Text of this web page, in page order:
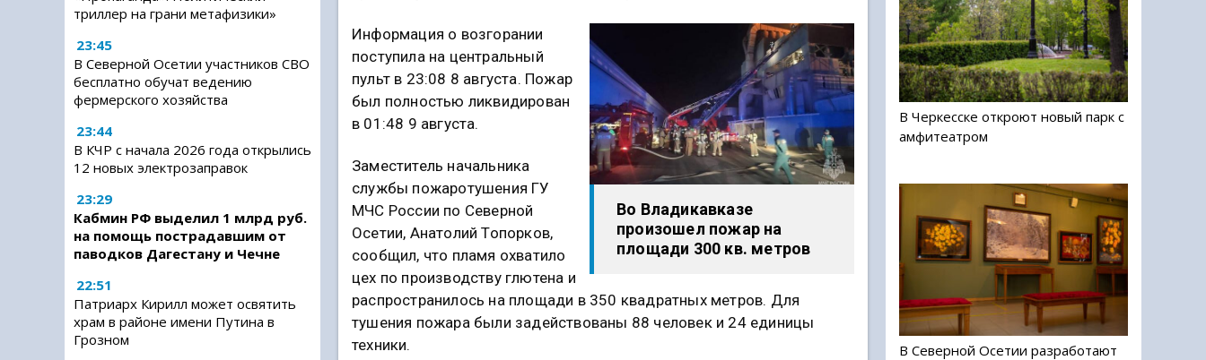
триллер на грани метафизики»
23:45
В Северной Осетии участников СВО
бесплатно обучат ведению
фермерского хозяйства
23:44
В КЧР с начала 2026 года открылись
12 новых электрозаправок
23:29
Кабмин РФ выделил 1 млрд руб.
на помощь пострадавшим от
паводков Дагестану и Чечне
22:51
Патриарх Кирилл может освятить
храм в районе имени Путина в
Грозном
Во Владикавказе
произошел пожар на
площади 300 кв. метров
Информация о возгорании
поступила на центральный
пульт в 23:08 8 августа. Пожар
был полностью ликвидирован
в 01:48 9 августа.
Заместитель начальника
службы пожаротушения ГУ
МЧС России по Северной
Осетии, Анатолий Топорков,
сообщил, что пламя охватило
цех по производству глютена и
распространилось на площади в 350 квадратных метров. Для
тушения пожара были задействованы 88 человек и 24 единицы
техники.
В Черкесске откроют новый парк с
амфитеатром
В Северной Осетии разработают